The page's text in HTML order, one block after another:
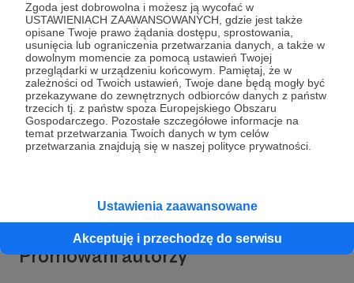
Zgoda jest dobrowolna i możesz ją wycofać w
USTAWIENIACH ZAAWANSOWANYCH, gdzie jest także
opisane Twoje prawo żądania dostępu, sprostowania,
usunięcia lub ograniczenia przetwarzania danych, a także w
dowolnym momencie za pomocą ustawień Twojej
przeglądarki w urządzeniu końcowym. Pamiętaj, że w
zależności od Twoich ustawień, Twoje dane będą mogły być
przekazywane do zewnętrznych odbiorców danych z państw
trzecich tj. z państw spoza Europejskiego Obszaru
Gospodarczego. Pozostałe szczegółowe informacje na
temat przetwarzania Twoich danych w tym celów
przetwarzania znajdują się w naszej polityce prywatności.
Ustawienia zaawansowane
Akceptuję i przechodzę do serwisu
Dołącz do grona Patronów!
Wesprzyj działalność AutoraVilin znaczy
czarodziejskijuż teraz!
Promowani autorzy